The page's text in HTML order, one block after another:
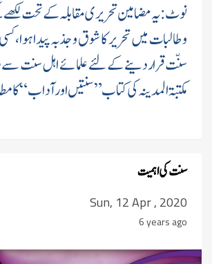
نوٹ:یہ مضامین تحریری مقابلہ کے تحت لکھے
و طالبات میں تحریر کا شوق و جذبہ پیدا ہوا،
سنّت قرار دینے کے لئے علمائے اہل سنت سے
مکتبۃ المدینہ کی کتاب”سنتیں اور آداب“ کا
سنت کی اہمیت
Sun, 12 Apr , 2020
6 years ago